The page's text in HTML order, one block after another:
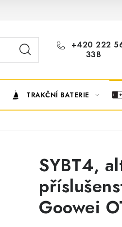
OBCHODNÍ
+420 222
338
TRAKČNÍ BATERIE
SYBT4,
Goowei